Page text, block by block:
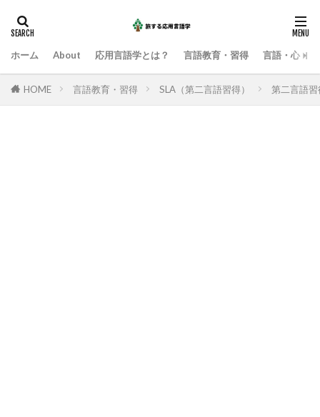
ホーム About 応用言語学とは？ 言語教育・習得 言語・心・
HOME 言語教育・習得 SLA（第二言語習得） 第二言語